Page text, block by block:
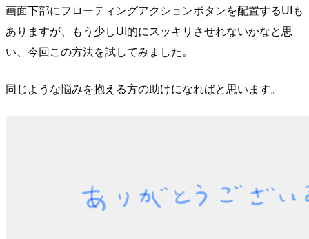
画面下部にフローティングアクションボタンを配置するUIも
ありますが、もう少しUI的にスッキリさせれないかなと思
い、今回この方法を試してみました。
同じような悩みを抱える方の助けになればと思います。